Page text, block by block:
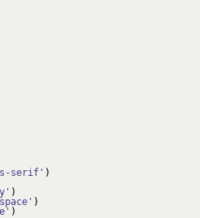
serif' )
)
)
)